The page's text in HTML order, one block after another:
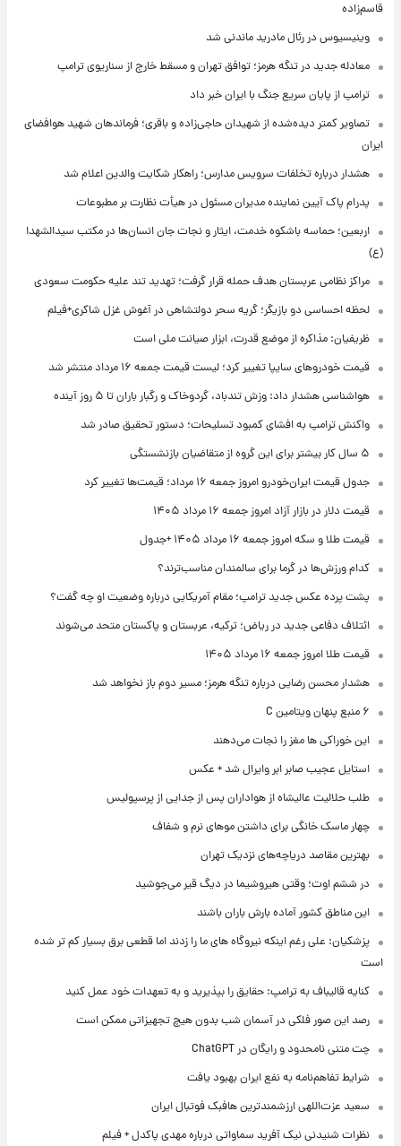
قاسم‌زاده
وینیسیوس در رئال مادرید ماندنی شد
معادله جدید در تنگه هرمز؛ توافق تهران و مسقط خارج از سناریوی ترامپ
ترامپ از پایان سریع جنگ با ایران خبر داد
تصاویر کمتر دیده‌شده از شهیدان حاجی‌زاده و باقری؛ فرماندهان شهید هوافضای
ایران
هشدار درباره تخلفات سرویس مدارس؛ راهکار شکایت والدین اعلام شد
پدرام پاک آیین نماینده مدیران مسئول در هیأت نظارت بر مطبوعات
اربعین؛ حماسه باشکوه خدمت، ایثار و نجات جان انسان‌ها در مکتب سیدالشهدا
(ع)
مراکز نظامی عربستان هدف حمله قرار گرفت؛ تهدید تند علیه حکومت سعودی
لحظه احساسی دو بازیگر؛ گریه سحر دولتشاهی در آغوش غزل شاکری+فیلم
ظریفیان: مذاکره از موضع قدرت، ابزار صیانت ملی است
قیمت خودروهای سایپا تغییر کرد؛ لیست قیمت جمعه ۱۶ مرداد منتشر شد
هواشناسی هشدار داد: وزش تندباد، گردوخاک و رگبار باران تا ۵ روز آینده
واکنش ترامپ به افشای کمبود تسلیحات؛ دستور تحقیق صادر شد
۵ سال کار بیشتر برای این گروه از متقاضیان بازنشستگی
جدول قیمت ایران‌خودرو امروز جمعه ۱۶ مرداد؛ قیمت‌ها تغییر کرد
قیمت دلار در بازار آزاد امروز جمعه ۱۶ مرداد ۱۴۰۵
قیمت طلا و سکه امروز جمعه ۱۶ مرداد ۱۴۰۵ +جدول
کدام ورزش‌ها در گرما برای سالمندان مناسب‌ترند؟
پشت پرده عکس جدید ترامپ؛ مقام آمریکایی درباره وضعیت او چه گفت؟
ائتلاف دفاعی جدید در ریاض؛ ترکیه، عربستان و پاکستان متحد می‌شوند
قیمت طلا امروز جمعه ۱۶ مرداد ۱۴۰۵
هشدار محسن رضایی درباره تنگه هرمز؛ مسیر دوم باز نخواهد شد
۶ منبع پنهان ویتامین C
این خوراکی ها مغز را نجات می‌دهند
استایل عجیب صابر ابر وایرال شد + عکس
طلب حلالیت عالیشاه از هواداران پس از جدایی از پرسپولیس
چهار ماسک خانگی برای داشتن موهای نرم و شفاف
بهترین مقاصد دریاچه‌های نزدیک تهران
در ششم اوت؛ وقتی هیروشیما در دیگ قیر می‌جوشید
این مناطق کشور آماده بارش باران باشند
پزشکیان: علی رغم اینکه نیروگاه های ما را زدند اما قطعی برق بسیار کم تر شده
است
کنایه قالیباف به ترامپ: حقایق را بپذیرید و به تعهدات خود عمل کنید
رصد این صور فلکی در آسمان شب بدون هیچ تجهیزاتی ممکن است
چت متنی نامحدود و رایگان در ChatGPT
شرایط تفاهم‌نامه به نفع ایران بهبود یافت
سعید عزت‌اللهی ارزشمندترین هافبک فوتبال ایران
نظرات شنیدنی نیک آفرید سماواتی درباره مهدی پاکدل + فیلم